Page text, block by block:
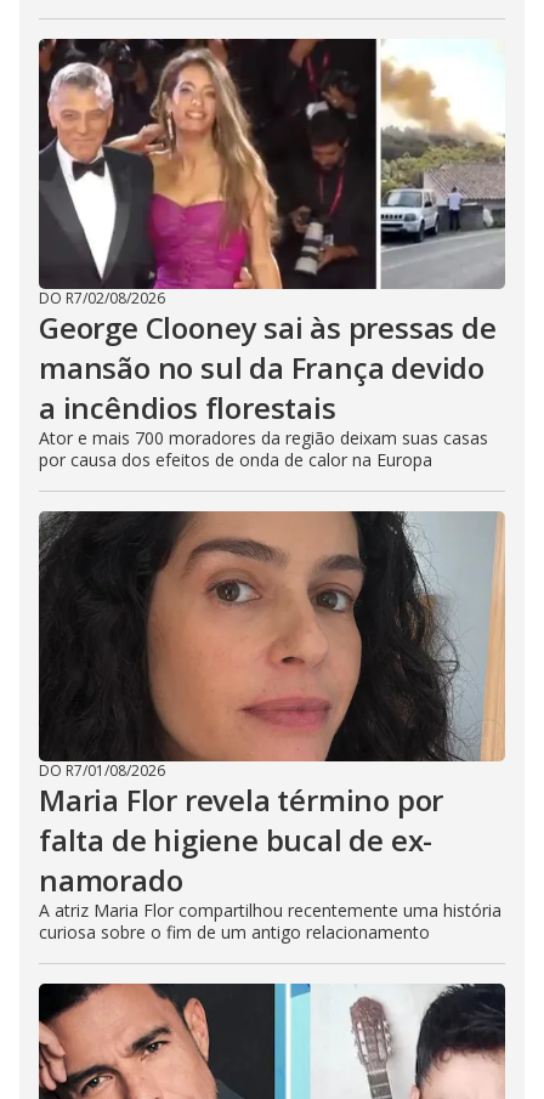
DO R7/02/08/2026
George Clooney sai às pressas de
mansão no sul da França devido
a incêndios florestais
Ator e mais 700 moradores da região deixam suas casas
por causa dos efeitos de onda de calor na Europa
DO R7/01/08/2026
Maria Flor revela término por
falta de higiene bucal de ex-
namorado
A atriz Maria Flor compartilhou recentemente uma história
curiosa sobre o fim de um antigo relacionamento